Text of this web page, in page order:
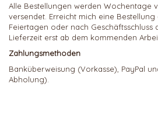
Alle Bestellungen werden Wochentage
versendet. Erreicht mich eine
Feiertagen oder nach Geschäftsschluss
Lieferzeit erst ab dem kommenden
Zahlungsmethoden
Banküberweisung (Vorkasse), PayPal
Abholung).